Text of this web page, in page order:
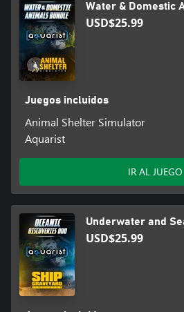
Water & Domestic
USD$25.99
Juegos incluidos
Animal Shelter Simulator
Aquarist
IR AL JUEGO
Underwater and
USD$25.99